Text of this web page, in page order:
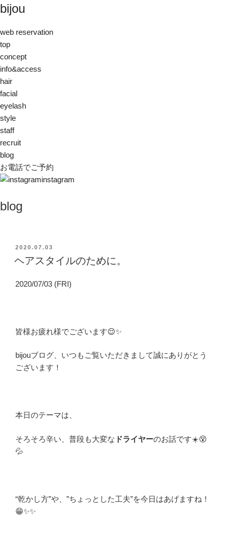
bijou
web reservation
top
concept
info&access
hair
facial
eyelash
style
staff
recruit
blog
お電話でご予約
instagram
blog
投
2020.07.03
ヘアスタイルのために。
2020/07/03 (FRI)
皆様お疲れ様でございます😌✨
bijouブログ、いつもご覧いただきまして誠にありがとう
ございます！
本日のテーマは、
そろそろ辛い、普段も大変な ドライヤーのお話です☀️😵
💦
“乾かし方”や、”ちょっとした工夫”を今日はあげますね！
😁✨✨